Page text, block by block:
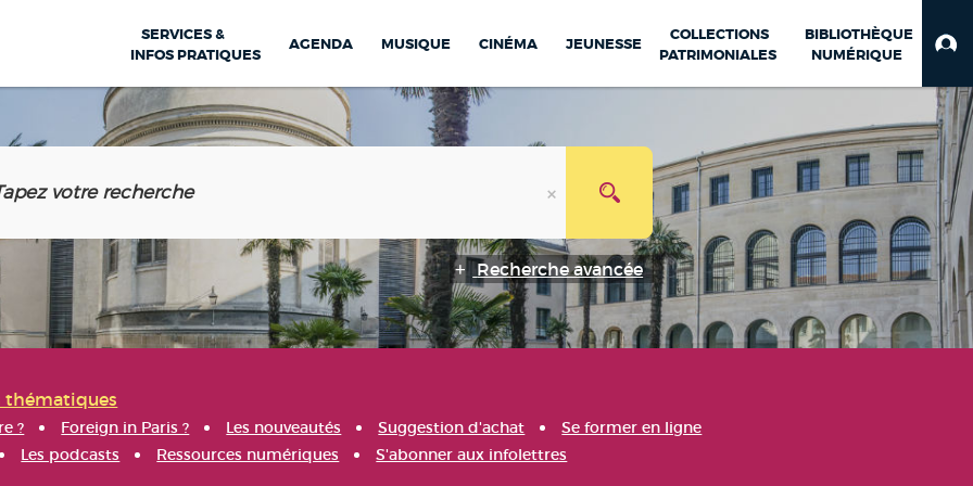
SERVICES &
INFOS PRATIQUES
AGENDA MUSIQUE CINÉMA JEUNESSE
COLLECTIONS
PATRIMONIALES
BIBLIOTHÈQUE
NUMÉRIQUE
Recherche avancée
thématiques
? Foreign in Paris ? Les nouveautés Suggestion d'achat
Se former en ligne
Les podcasts Ressources numériques S'abonner aux infolettres